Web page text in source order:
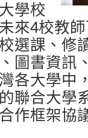
學校
來4校教
選課、修
圖書資訊
各大學中
聯合大學
作框架協